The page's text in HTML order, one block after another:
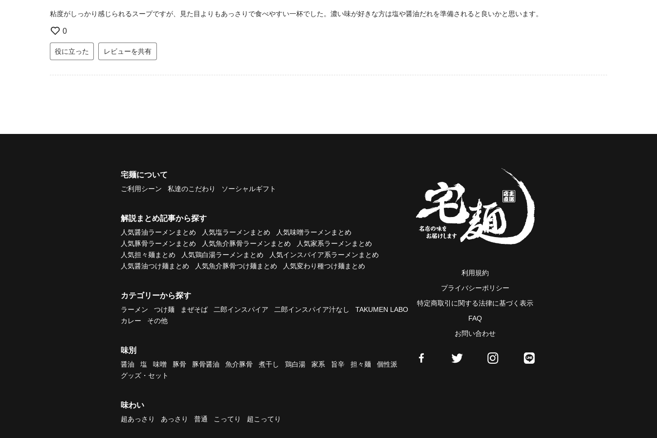
粘度がしっかり感じられるスープですが、見た目よりもあっさりで食べやすい一杯でした。濃い味が好きな方は塩や醤油だれを準備されると良いかと思います。
0
役に立った レビューを共有
宅麺について
ご利用シーン 私達のこだわり ソーシャルギフト
解説まとめ記事から探す
人気醤油ラーメンまとめ 人気塩ラーメンまとめ
人気味噌ラーメンまとめ
人気豚骨ラーメンまとめ
人気魚介豚骨ラーメンまとめ
人気家系ラーメンまとめ
人気担々麺まとめ
人気鶏白湯ラーメンまとめ
人気インスパイア系ラーメンまとめ
人気醤油つけ麺まとめ
人気魚介豚骨つけ麺まとめ 人気変わり種つけ麺まとめ
カテゴリーから探す
ラーメン つけ麺 まぜそば 二郎インスパイア 二郎インスパイア汁なし
TAKUMEN LABO
カレー
その他
味別
醤油 塩 味噌 豚骨 豚骨醤油 魚介豚骨 煮干し 鶏白湯 家系 旨辛 担々麺
個性派
グッズ・セット
味わい
超あっさり あっさり 普通 こってり 超こってり
利用規約
プライバシーポリシー
特定商取引に関する法律に基づく表示
FAQ
お問い合わせ